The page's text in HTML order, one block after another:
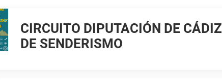
CIRCUITO DIPUTACIÓN DE CÁDIZ
DE SENDERISMO